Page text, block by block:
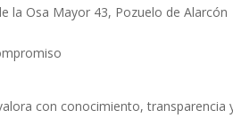
la Osa Mayor 43, Pozuelo de Alarcón
con conocimiento, transparencia